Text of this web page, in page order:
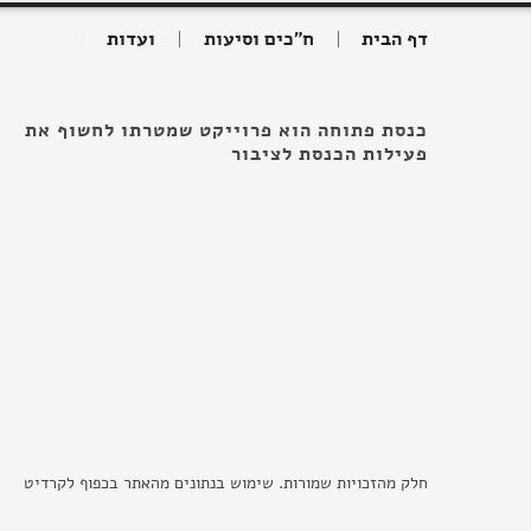
דף הבית ח"כים וסיעות ועדות
כנסת פתוחה הוא פרוייקט שמטרתו לחשוף את
פעילות הכנסת לציבור
חלק מהזכויות שמורות. שימוש בנתונים מהאתר בכפוף לקרדיט